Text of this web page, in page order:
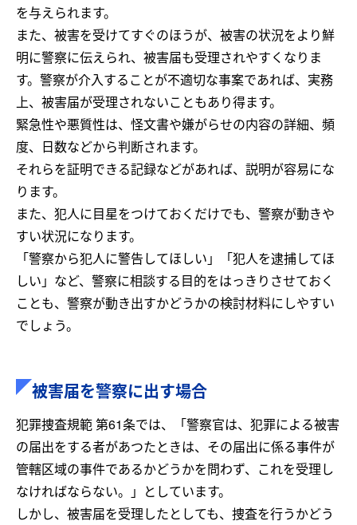
を与えられます。
また、被害を受けてすぐのほうが、被害の状況をより鮮
明に警察に伝えられ、被害届も受理されやすくなりま
す。警察が介入することが不適切な事案であれば、実務
上、被害届が受理されないこともあり得ます。
緊急性や悪質性は、怪文書や嫌がらせの内容の詳細、頻
度、日数などから判断されます。
それらを証明できる記録などがあれば、説明が容易にな
ります。
また、犯人に目星をつけておくだけでも、警察が動きや
すい状況になります。
「警察から犯人に警告してほしい」「犯人を逮捕してほ
しい」など、警察に相談する目的をはっきりさせておく
ことも、警察が動き出すかどうかの検討材料にしやすい
でしょう。
被害届を警察に出す場合
犯罪捜査規範 第61条では、「警察官は、犯罪による被害
の届出をする者があつたときは、その届出に係る事件が
管轄区域の事件であるかどうかを問わず、これを受理し
なければならない。」としています。
しかし、被害届を受理したとしても、捜査を行うかどう